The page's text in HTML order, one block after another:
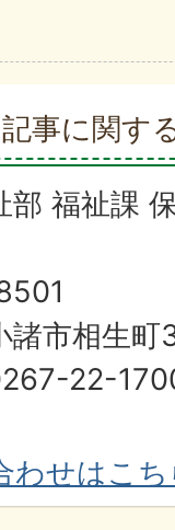
事に関す
部 福祉課
諸市相生町
22-
わせはこち